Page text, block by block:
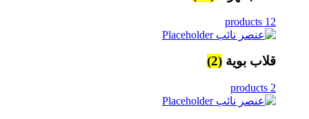
12 products
قلاب بوية (2)
2 products